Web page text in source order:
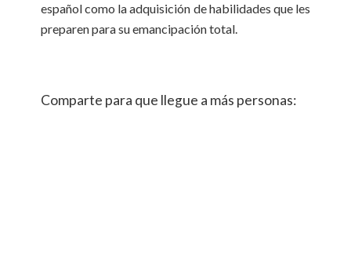
español como la adquisición de habilidades que les
preparen para su emancipación total.
Comparte para que llegue a más personas: